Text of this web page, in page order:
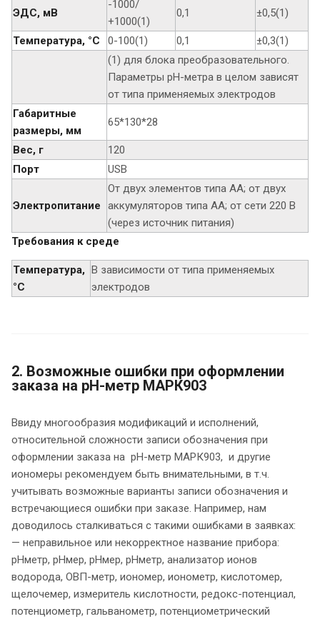
ЭДС, мВ
-1000/
+1000(1)
0,1 ±0,5(1)
Температура, °C 0-100(1) 0,1
±0,3(1)
(1) для блока преобразовательного.
Параметры рН-метра в целом зависят
от типа применяемых электродов
Габаритные
размеры, мм
65*130*28
Вес, г
120
Порт
USB
Электропитание
От двух элементов типа АА; от двух
аккумуляторов типа АА; от сети 220 В
(через источник питания)
Требования к среде
Температура,
°C
В зависимости от типа применяемых
электродов
2. Возможные ошибки при оформлении
заказа на pH-метр МАРК903
Ввиду многообразия модификаций и исполнений,
относительной сложности записи обозначения при
оформлении заказа на pH-метр МАРК903, и другие
иономеры рекомендуем быть внимательными, в т.ч.
учитывать возможные варианты записи обозначения и
встречающиеся ошибки при заказе. Например, нам
доводилось сталкиваться с такими ошибками в заявках:
— неправильное или некорректное название прибора:
рНметр, рНмер, pHмер, pHметр, анализатор ионов
водорода, ОВП-метр, иономер, ионометр, кислотомер,
щелочемер, измеритель кислотности, редокс-потенциал,
потенциометр, гальванометр, потенциометрический